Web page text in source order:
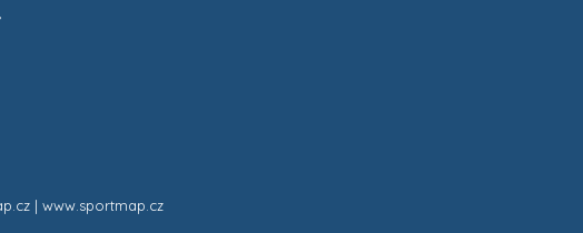
| www.sportmap.cz